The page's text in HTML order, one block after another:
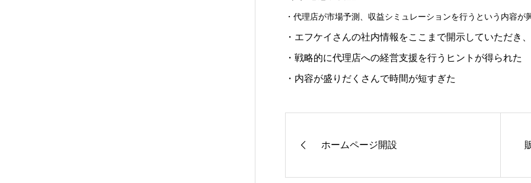
・代理店が市場予測、収益シミュレーションを行うという内容が
・エフケイさんの社内情報をここまで開示していただき
・戦略的に代理店への経営支援を行うヒントが得られた
・内容が盛りだくさんで時間が短すぎた
ホームページ開設